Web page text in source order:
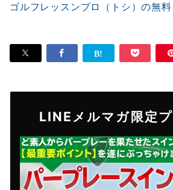
ゴルフレッスンプロ（トシ）の無
LINEメルマガ限定